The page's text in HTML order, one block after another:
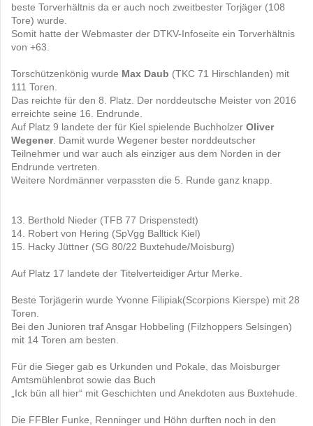
beste Torverhältnis da er auch noch zweitbester Torjäger (108
Tore) wurde.
Somit hatte der Webmaster der DTKV-Infoseite ein Torverhältnis
von +63.
Torschützenkönig wurde Max Daub (TKC 71 Hirschlanden) mit
111 Toren.
Das reichte für den 8. Platz. Der norddeutsche Meister von 2016
erreichte seine 16. Endrunde.
Auf Platz 9 landete der für Kiel spielende Buchholzer Oliver
Wegener. Damit wurde Wegener bester norddeutscher
Teilnehmer und war auch als einziger aus dem Norden in der
Endrunde vertreten.
Weitere Nordmänner verpassten die 5. Runde ganz knapp.
13. Berthold Nieder (TFB 77 Drispenstedt)
14. Robert von Hering (SpVgg Balltick Kiel)
15. Hacky Jüttner (SG 80/22 Buxtehude/Moisburg)
Auf Platz 17 landete der Titelverteidiger Artur Merke.
Beste Torjägerin wurde Yvonne Filipiak(Scorpions Kierspe) mit 28
Toren.
Bei den Junioren traf Ansgar Hobbeling (Filzhoppers Selsingen)
mit 14 Toren am besten.
Für die Sieger gab es Urkunden und Pokale, das Moisburger
Amtsmühlenbrot sowie das Buch
„Ick bün all hier“ mit Geschichten und Anekdoten aus Buxtehude.
Die FFBler Funke, Renninger und Höhn durften noch in den